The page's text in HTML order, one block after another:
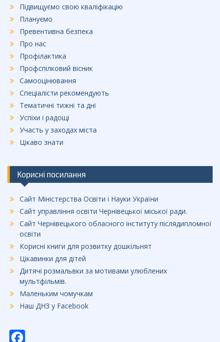
Підвищуємо свою кваліфікацію
Плануємо
Превентивна безпека
Про нас
Профілактика
Профспілковий вісник
Самооцінювання
Спеціалісти рекомендують
Тематичні тижні та дні
Успіхи і радощі
Участь у заходах міста
Цікаво знати
Корисні посилання
Сайт Міністерства Освіти і Науки України
Сайт управління освіти Чернівецької міської ради.
Сайт Чернівецького обласного інституту післядипломної
освіти
Корисні книги для розвитку дошкільнят
Цікавинки для дітей
Дитячі розмальвки за мотивами улюблених
мультфільмів.
Маленьким чомучкам
Наш ДНЗ у Facebook